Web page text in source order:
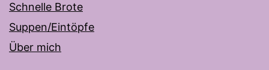
Schnelle Brote
Suppen/Eintöpfe
Über mich